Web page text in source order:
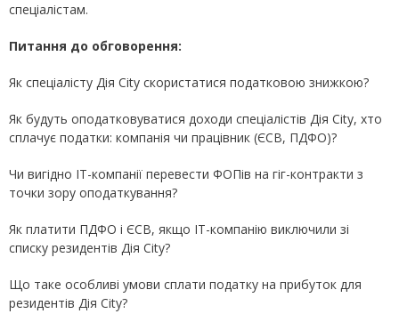
спеціалістам.
Питання до обговорення:
Як спеціалісту Дія Сity скористатися податковою знижкою?
Як будуть оподатковуватися доходи спеціалістів Дія Сity, хто
сплачує податки: компанія чи працівник (ЄСВ, ПДФО)?
Чи вигідно IT-компанії перевести ФОПів на гіг-контракти з
точки зору оподаткування?
Як платити ПДФО і ЄСВ, якщо IT-компанію виключили зі
списку резидентів Дія Сity?
Що таке особливі умови сплати податку на прибуток для
резидентів Дія Сity?